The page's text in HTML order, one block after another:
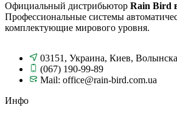
Официальный дистрибьютор Rain Bird
Профессиональные системы
комплектующие мирового уровня.
03151, Украина, Киев,
(067) 190-99-89
Mail: office@rain-bird.com.ua
Инфо